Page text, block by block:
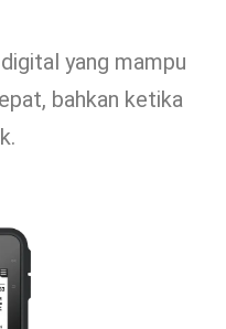
yang mampu
bahkan ketika